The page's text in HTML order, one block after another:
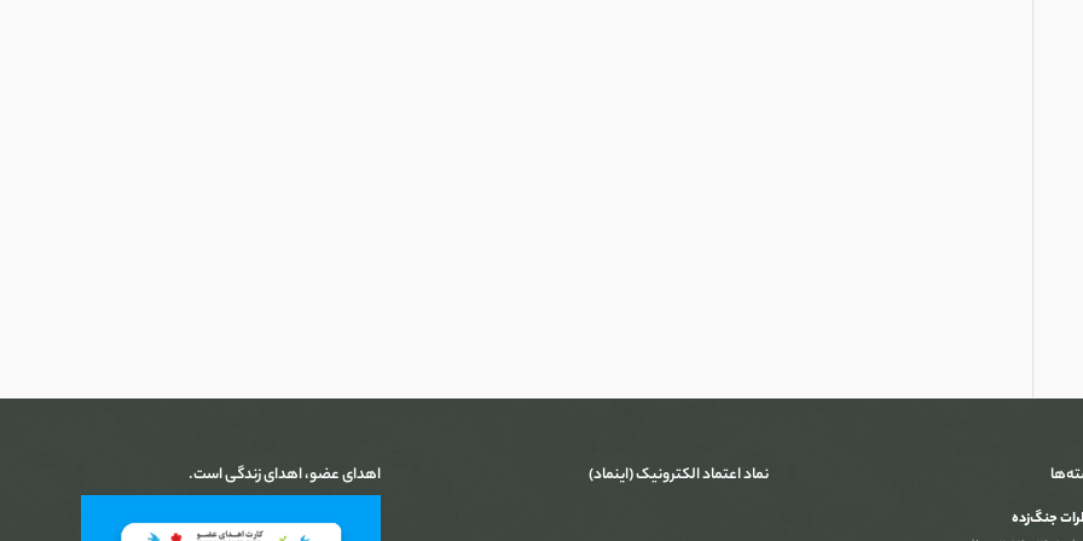
جنگ‌‌زده
نماد اعتماد الکترونیک (اینماد) اهدای عضو، اهدای زندگی است.